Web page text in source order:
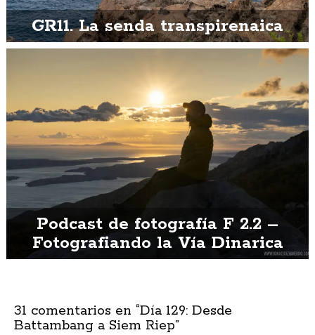
GR11. La senda transpirenaica
Podcast de fotografía F 2.2 –
Fotografiando la Vía Dinarica
31 comentarios en “Día 129: Desde
Battambang a Siem Riep”